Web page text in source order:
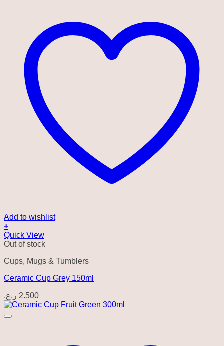
Add to wishlist
+
Quick View
Out of stock
Cups, Mugs & Tumblers
Ceramic Cup Grey 150ml
2.500 ر.ع.